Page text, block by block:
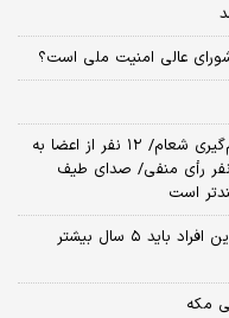
‌عالی امنیت ملی است؟
اظهارات جدید معاون پزشکیان درباره تصمیم‌گیری شعام/ ۱۲ نفر از اعضا به
رأی منفی/ صدای طیف
است
جزئیات صدور احکام بازنشستگی اعلام شد/ این افراد باید ۵ سال بیشتر
مکه